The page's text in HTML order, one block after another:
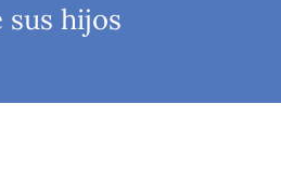
sus hijos